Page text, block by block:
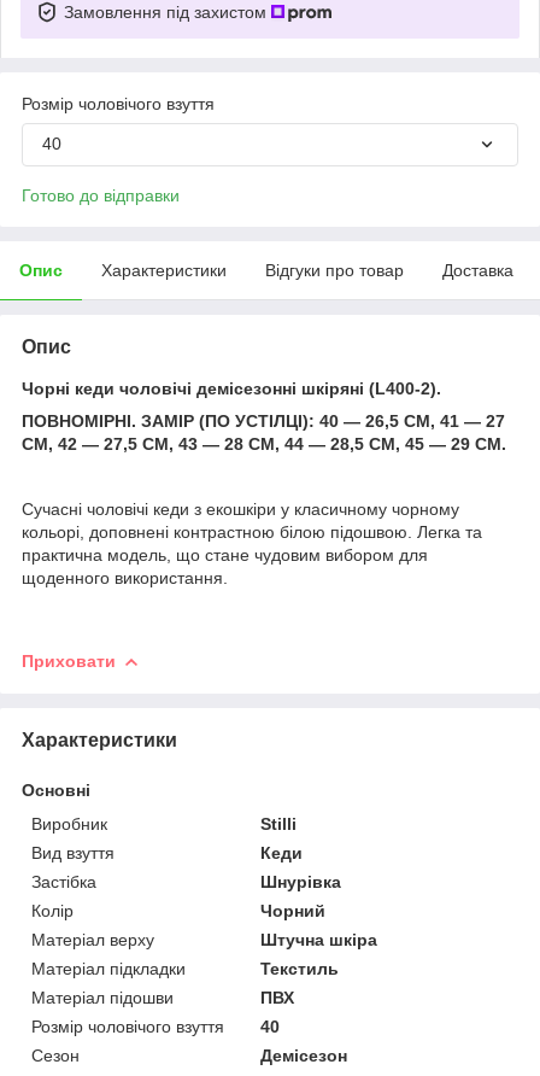
Замовлення під захистом
Розмір чоловічого взуття
40
Готово до відправки
Опис Характеристики Відгуки про товар Доставка
Опис
Чорні кеди чоловічі демісезонні шкіряні (L400-2).
ПОВНОМІРНІ. ЗАМІР (ПО УСТІЛЦІ): 40 — 26,5 СМ, 41 — 27
СМ, 42 — 27,5 СМ, 43 — 28 СМ, 44 — 28,5 СМ, 45 — 29 СМ.
Сучасні чоловічі кеди з екошкіри у класичному чорному
кольорі, доповнені контрастною білою підошвою. Легка та
практична модель, що стане чудовим вибором для
щоденного використання.
Приховати
Характеристики
Основні
Виробник
Stilli
Вид взуття
Кеди
Застібка
Шнурівка
Колір
Чорний
Матеріал верху
Штучна шкіра
Матеріал підкладки
Текстиль
Матеріал підошви
ПВХ
Розмір чоловічого взуття
40
Сезон
Демісезон